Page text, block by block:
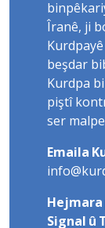
Îranê, ji
beşdar
Kurdpa
piştî
ser
Emaila
Hejmara
Signal û